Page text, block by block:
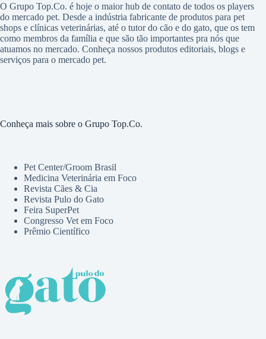
O Grupo Top.Co. é hoje o maior hub de contato de todos os players
do mercado pet. Desde a indústria fabricante de produtos para pet
shops e clínicas veterinárias, até o tutor do cão e do gato, que os tem
como membros da família e que são tão importantes pra nós que
atuamos no mercado. Conheça nossos produtos editoriais, blogs e
serviços para o mercado pet.
Conheça mais sobre o Grupo Top.Co.
Pet Center/Groom Brasil
Medicina Veterinária em Foco
Revista Cães & Cia
Revista Pulo do Gato
Feira SuperPet
Congresso Vet em Foco
Prêmio Científico